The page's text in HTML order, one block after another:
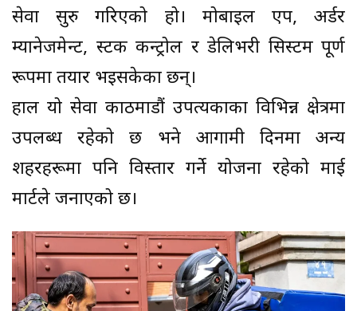
सेवा सुरु गरिएको हो। मोबाइल एप, अर्डर
म्यानेजमेन्ट, स्टक कन्ट्रोल र डेलिभरी सिस्टम पूर्ण
रूपमा तयार भइसकेका छन्।
हाल यो सेवा काठमाडौं उपत्यकाका विभिन्न क्षेत्रमा
उपलब्ध रहेको छ भने आगामी दिनमा अन्य
शहरहरूमा पनि विस्तार गर्ने योजना रहेको माई
मार्टले जनाएको छ।